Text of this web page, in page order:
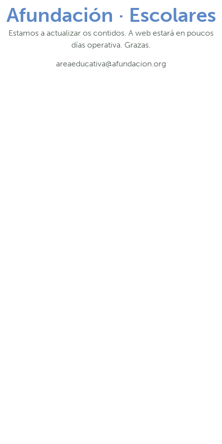
Afundación · Escolares
Estamos a actualizar os contidos. A web estará en poucos
días operativa. Grazas.
areaeducativa@afundacion.org